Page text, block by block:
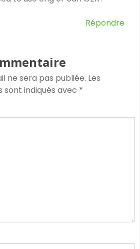
Répondre
ne sera pas publiée. Les
indiqués avec *